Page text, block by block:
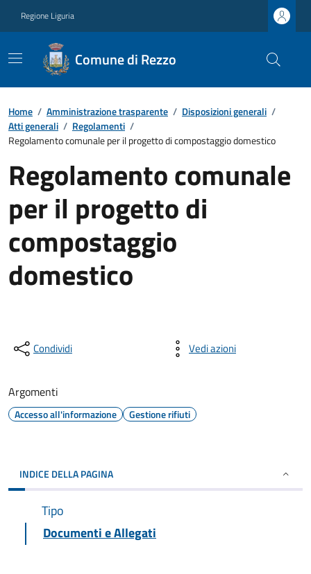
Regione Liguria
Comune di Rezzo
Home / Amministrazione trasparente / Disposizioni generali /
Atti generali / Regolamenti /
Regolamento comunale per il progetto di compostaggio domestico
Regolamento comunale
per il progetto di
compostaggio
domestico
Condividi Vedi azioni
Argomenti
Accesso all'informazione Gestione rifiuti
INDICE DELLA PAGINA
Tipo
Documenti e Allegati